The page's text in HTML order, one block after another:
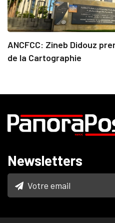
ANCFCC: Zineb Didouz
de la Cartographie
Newsletters